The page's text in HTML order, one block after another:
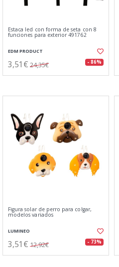
Estaca led con forma de seta con 8
funciones para exterior 491762
EDM PRODUCT
3,51€ 24,35€ - 86%
Figura solar de perro para colgar,
modelos variados
LUMINEO
3,51€ 12,92€ - 73%